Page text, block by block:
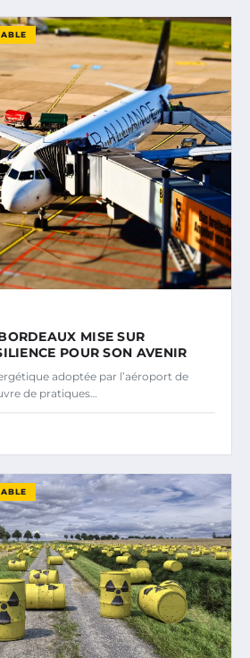
MISE SUR
POUR SON AVENIR
adoptée par l’aéroport de
de pratiques…